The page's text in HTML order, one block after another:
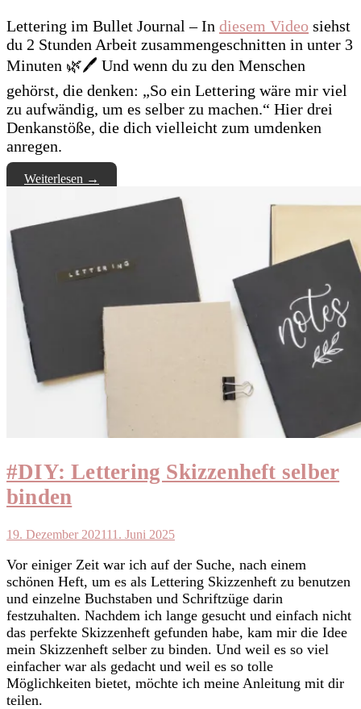
Lettering im Bullet Journal – In diesem Video siehst
du 2 Stunden Arbeit zusammengeschnitten in unter 3
Minuten 🌿🖊 Und wenn du zu den Menschen
gehörst, die denken: „So ein Lettering wäre mir viel
zu aufwändig, um es selber zu machen.“ Hier drei
Denkanstöße, die dich vielleicht zum umdenken
anregen.
Weiterlesen →
#DIY: Lettering Skizzenheft selber
binden
19. Dezember 202111. Juni 2025
Vor einiger Zeit war ich auf der Suche, nach einem
schönen Heft, um es als Lettering Skizzenheft zu benutzen
und einzelne Buchstaben und Schriftzüge darin
festzuhalten. Nachdem ich lange gesucht und einfach nicht
das perfekte Skizzenheft gefunden habe, kam mir die Idee
mein Skizzenheft selber zu binden. Und weil es so viel
einfacher war als gedacht und weil es so tolle
Möglichkeiten bietet, möchte ich meine Anleitung mit dir
teilen.